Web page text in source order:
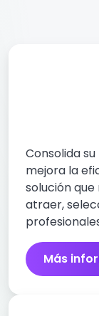
Consolida
mejora la
solución
atraer,
Más